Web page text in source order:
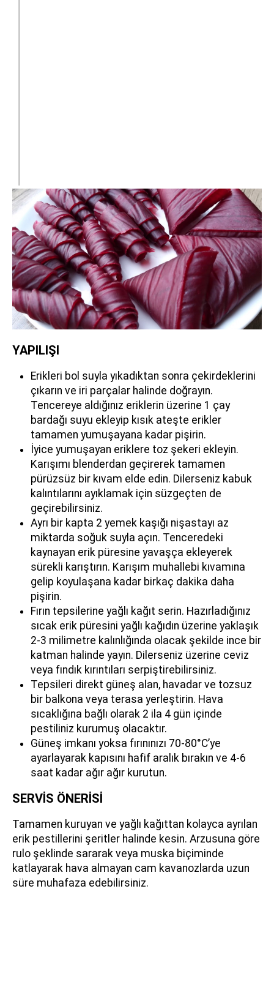
YAPILIŞI
Erikleri bol suyla yıkadıktan sonra çekirdeklerini
çıkarın ve iri parçalar halinde doğrayın.
Tencereye aldığınız eriklerin üzerine 1 çay
bardağı suyu ekleyip kısık ateşte erikler
tamamen yumuşayana kadar pişirin.
İyice yumuşayan eriklere toz şekeri ekleyin.
Karışımı blenderdan geçirerek tamamen
pürüzsüz bir kıvam elde edin. Dilerseniz kabuk
kalıntılarını ayıklamak için süzgeçten de
geçirebilirsiniz.
Ayrı bir kapta 2 yemek kaşığı nişastayı az
miktarda soğuk suyla açın. Tenceredeki
kaynayan erik püresine yavaşça ekleyerek
sürekli karıştırın. Karışım muhallebi kıvamına
gelip koyulaşana kadar birkaç dakika daha
pişirin.
Fırın tepsilerine yağlı kağıt serin. Hazırladığınız
sıcak erik püresini yağlı kağıdın üzerine yaklaşık
2-3 milimetre kalınlığında olacak şekilde ince bir
katman halinde yayın. Dilerseniz üzerine ceviz
veya fındık kırıntıları serpiştirebilirsiniz.
Tepsileri direkt güneş alan, havadar ve tozsuz
bir balkona veya terasa yerleştirin. Hava
sıcaklığına bağlı olarak 2 ila 4 gün içinde
pestiliniz kurumuş olacaktır.
Güneş imkanı yoksa fırınınızı 70-80°C’ye
ayarlayarak kapısını hafif aralık bırakın ve 4-6
saat kadar ağır ağır kurutun.
SERVİS ÖNERİSİ
Tamamen kuruyan ve yağlı kağıttan kolayca ayrılan
erik pestillerini şeritler halinde kesin. Arzusuna göre
rulo şeklinde sararak veya muska biçiminde
katlayarak hava almayan cam kavanozlarda uzun
süre muhafaza edebilirsiniz.